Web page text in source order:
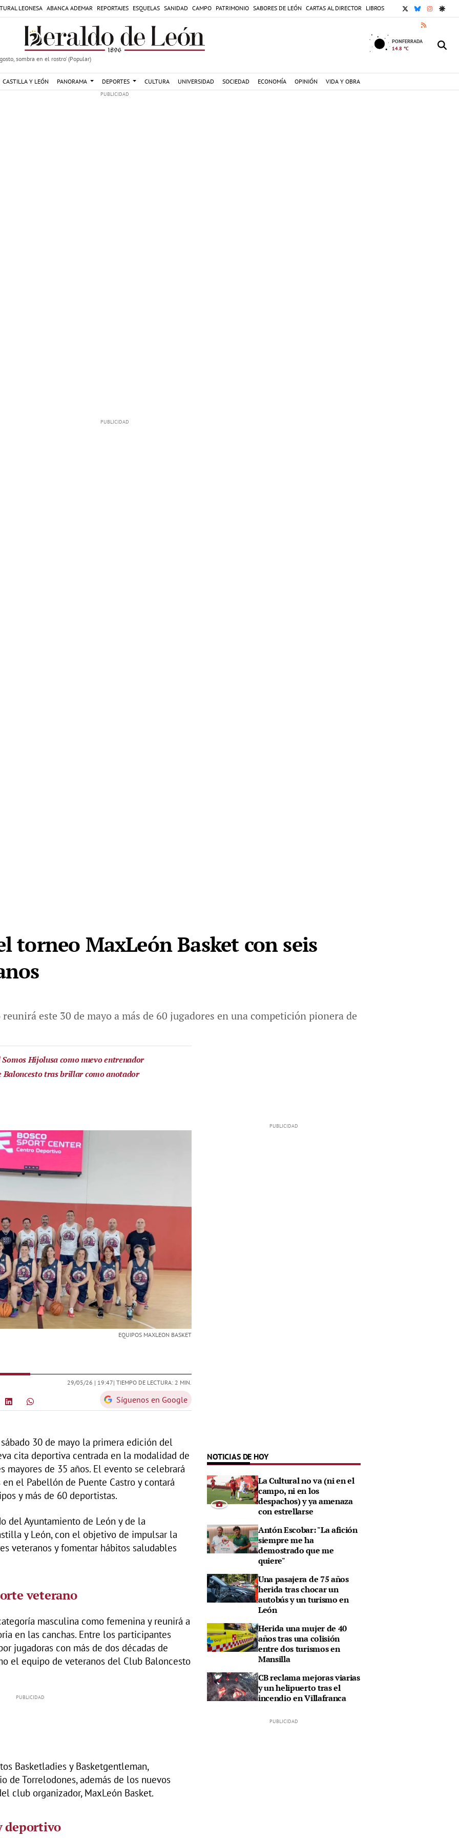
LEONESA ABANCA ADEMAR REPORTAJES ESQUELAS SANIDAD CAMPO PATRIMONIO SABORES DE LEÓN CARTAS AL DIRECTOR LIBROS X BLUESKY
RSS
sombra en el rostro' (Popular)
PONFERRADA
14.8 °C
CASTILLA Y LEÓN PANORAMA DEPORTES CULTURA UNIVERSIDAD SOCIEDAD ECONOMÍA OPINIÓN VIDA Y OBRA
torneo MaxLeón Basket con seis
este 30 de mayo a más de 60 jugadores en una competición pionera de
Hijolusa como nuevo entrenador
tras brillar como anotador
EQUIPOS MAXLEON BASKET
29/05/26 | 19:47| TIEMPO DE LECTURA: 2 MIN.
Síguenos en Google
30 de mayo la primera edición del
cita deportiva centrada en la modalidad de
mayores de 35 años. El evento se celebrará
el Pabellón de Puente Castro y contará
y más de 60 deportistas.
del Ayuntamiento de León y de la
y León, con el objetivo de impulsar la
veteranos y fomentar hábitos saludables
veterano
masculina como femenina y reunirá a
en las canchas. Entre los participantes
jugadoras con más de dos décadas de
el equipo de veteranos del Club Baloncesto
Basketladies y Basketgentleman,
de Torrelodones, además de los nuevos
club organizador, MaxLeón Basket.
deportivo
NOTICIAS DE HOY
La Cultural no va (ni en el
campo, ni en los
despachos) y ya amenaza
con estrellarse
Antón Escobar: "La afición
siempre me ha
demostrado que me
quiere"
Una pasajera de 75 años
herida tras chocar un
autobús y un turismo en
León
Herida una mujer de 40
años tras una colisión
entre dos turismos en
Mansilla
CB reclama mejoras viarias
y un helipuerto tras el
incendio en Villafranca